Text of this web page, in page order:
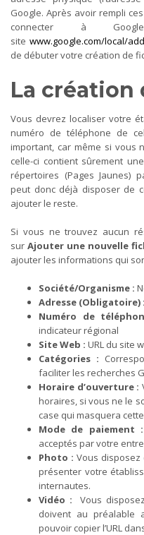
Google. Après avoir rempli
connecter à
site www.google.com/local/
de débuter votre création de
La création
Vous devrez localiser votre
numéro de téléphone de
important, car même si vous
celle-ci contient sûrement
répertoires (Pages Jaunes)
peut donc déjà disposer de
ajouter le reste.
Si vous ne trouvez aucun
sur Ajouter une nouvelle
ajouter les informations qui
Société/Organisme :
Adresse (Obligatoire) :
Numéro de
indicateur régional
Site Web : URL du site
Catégories :
faciliter les recherches
Horaire d’ouverture :
horaires, si vous ne le
case qui masquera
Mode de paiement :
acceptés par votre
Photo :Vous
présenter votre
internautes.
Vidéo :
Vous
doivent au préalable
pouvoir copier l’URL